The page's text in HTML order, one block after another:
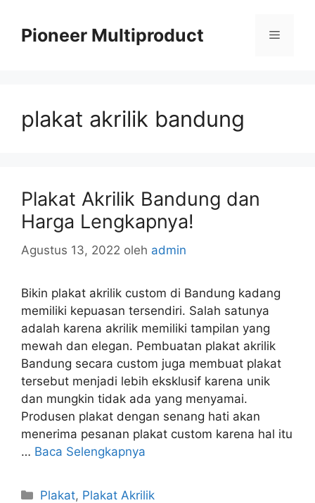
Pioneer Multiproduct Menu
plakat akrilik bandung
Plakat Akrilik Bandung dan
Harga Lengkapnya!
Agustus 13, 2022 oleh admin
Bikin plakat akrilik custom di Bandung kadang
memiliki kepuasan tersendiri. Salah satunya
adalah karena akrilik memiliki tampilan yang
mewah dan elegan. Pembuatan plakat akrilik
Bandung secara custom juga membuat plakat
tersebut menjadi lebih eksklusif karena unik
dan mungkin tidak ada yang menyamai.
Produsen plakat dengan senang hati akan
menerima pesanan plakat custom karena hal itu
… Baca Selengkapnya
Kategori
Plakat, Plakat Akrilik